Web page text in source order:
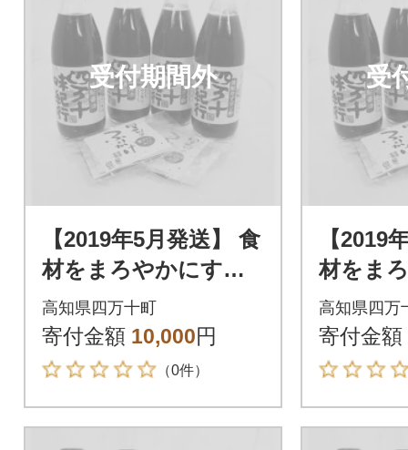
受付期間外
【2019年5月発送】 食
材をまろやかにする
四万十焼きあゆのだ
し醤油・ゆずポン酢4
本 Ess-05
高知県四万十町
寄付金額 10,000円
（0件）
受
【2019
材をま
四万十
し醤油
本 Ess-
高知県四万
寄付金額